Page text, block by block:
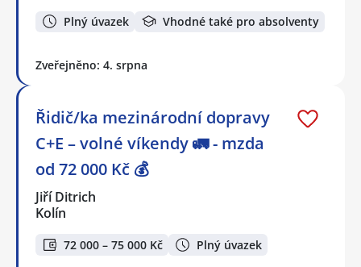
Plný úvazek Vhodné také pro absolventy
Zveřejněno: 4. srpna
Řidič/ka mezinárodní dopravy
C+E – volné víkendy 🚛 - mzda
od 72 000 Kč 💰
Jiří Ditrich
Kolín
72 000 – 75 000 Kč Plný úvazek